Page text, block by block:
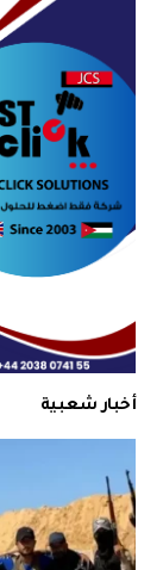
أخبار شعبية